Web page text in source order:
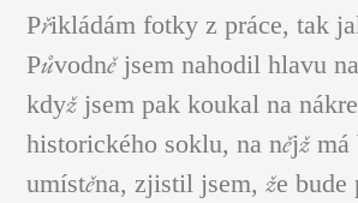
Přikládám fotky z práce, tak
Původně jsem nahodil hlavu
když jsem pak koukal na
historického soklu, na nějž
umístěna, zjistil jsem, že bude